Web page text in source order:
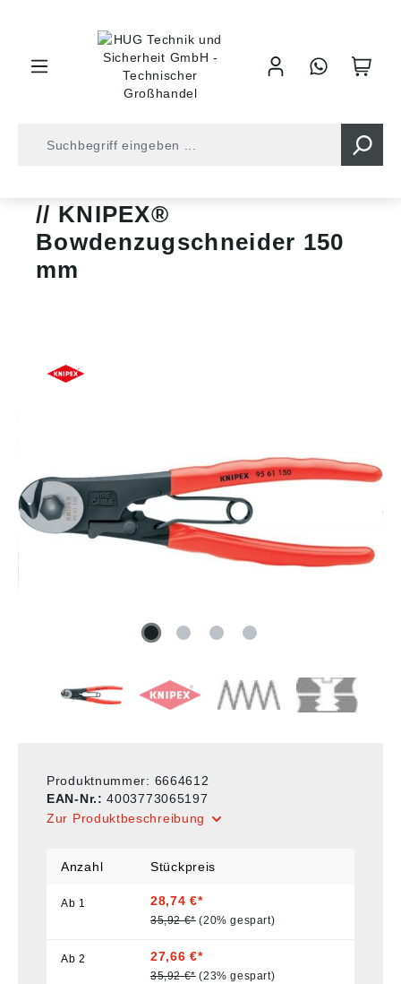
KNIPEX®
Bowdenzugschneider 150
mm
Produktnummer: 6664612
EAN-Nr.:4003773065197
Zur Produktbeschreibung
Anzahl Stückpreis
Ab 1 28,74 €*
35,92 €* (20% gespart)
Ab 2 27,66 €*
35,92 €* (23% gespart)